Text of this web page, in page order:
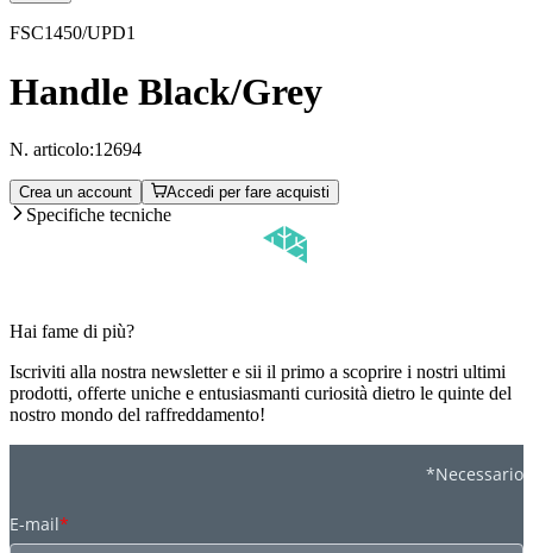
FSC1450/UPD1
Handle Black/Grey
N. articolo:12694
Crea un account Accedi per fare acquisti
Specifiche tecniche
Hai fame di più?
Iscriviti alla nostra newsletter e sii il primo a scoprire i nostri ultimi
prodotti, offerte uniche e entusiasmanti curiosità dietro le quinte del
nostro mondo del raffreddamento!
*Necessario
E-mail*